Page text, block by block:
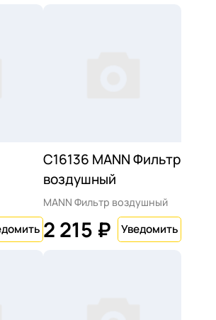
C16136 MANN Фильтр
воздушный
MANN Фильтр воздушный
2 215 ₽